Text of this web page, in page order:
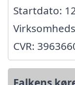
Startdato:
CVR: